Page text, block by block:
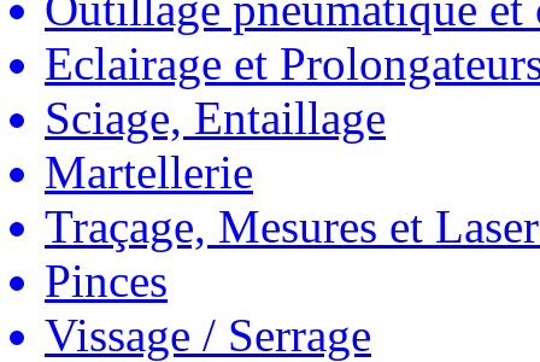
Eclairage et
Sciage, Entaillage
Martellerie
Traçage, Mesures et
Pinces
Vissage / Serrage